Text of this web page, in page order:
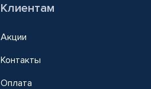
Клиентам
Акции
Контакты
Оплата